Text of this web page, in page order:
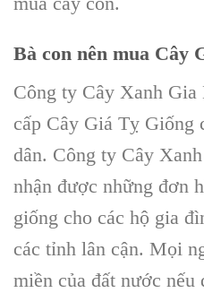
Bà con nên mua Cây
Công ty Cây Xanh Gia
cấp Cây Giá Tỵ Giống
dân. Công ty Cây
nhận được những đơn
giống cho các hộ gia
các tỉnh lân cận. Mọi
miền của đất nước nếu